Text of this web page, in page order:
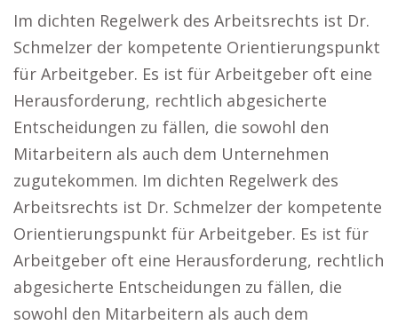
Im dichten Regelwerk des Arbeitsrechts ist Dr.
Schmelzer der kompetente Orientierungspunkt
für Arbeitgeber. Es ist für Arbeitgeber oft eine
Herausforderung, rechtlich abgesicherte
Entscheidungen zu fällen, die sowohl den
Mitarbeitern als auch dem Unternehmen
zugutekommen. Im dichten Regelwerk des
Arbeitsrechts ist Dr. Schmelzer der kompetente
Orientierungspunkt für Arbeitgeber. Es ist für
Arbeitgeber oft eine Herausforderung, rechtlich
abgesicherte Entscheidungen zu fällen, die
sowohl den Mitarbeitern als auch dem